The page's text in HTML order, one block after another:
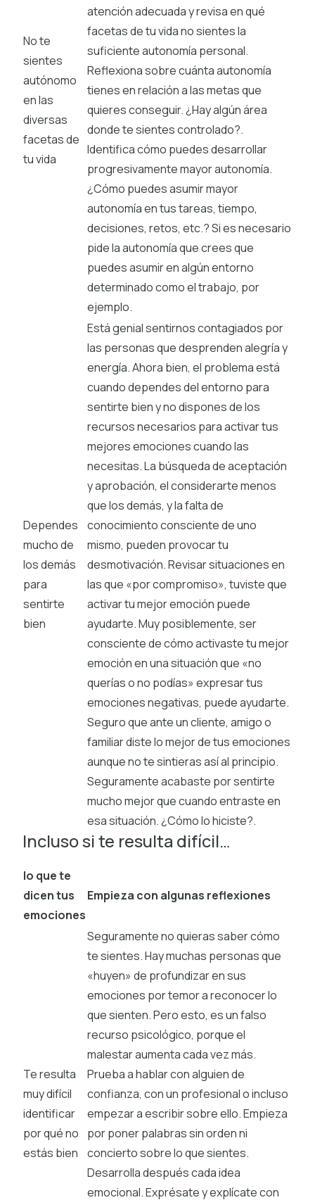
No te
sientes
autónomo
en las
diversas
facetas de
tu vida
atención adecuada y revisa en qué
facetas de tu vida no sientes la
suficiente autonomía personal.
Reflexiona sobre cuánta autonomía
tienes en relación a las metas que
quieres conseguir. ¿Hay algún área
donde te sientes controlado?.
Identifica cómo puedes desarrollar
progresivamente mayor autonomía.
¿Cómo puedes asumir mayor
autonomía en tus tareas, tiempo,
decisiones, retos, etc.? Si es necesario
pide la autonomía que crees que
puedes asumir en algún entorno
determinado como el trabajo, por
ejemplo.
Dependes
mucho de
los demás
para
sentirte
bien
Está genial sentirnos contagiados por
las personas que desprenden alegría y
energía. Ahora bien, el problema está
cuando dependes del entorno para
sentirte bien y no dispones de los
recursos necesarios para activar tus
mejores emociones cuando las
necesitas. La búsqueda de aceptación
y aprobación, el considerarte menos
que los demás, y la falta de
conocimiento consciente de uno
mismo, pueden provocar tu
desmotivación. Revisar situaciones en
las que «por compromiso», tuviste que
activar tu mejor emoción puede
ayudarte. Muy posiblemente, ser
consciente de cómo activaste tu mejor
emoción en una situación que «no
querías o no podías» expresar tus
emociones negativas, puede ayudarte.
Seguro que ante un cliente, amigo o
familiar diste lo mejor de tus emociones
aunque no te sintieras así al principio.
Seguramente acabaste por sentirte
mucho mejor que cuando entraste en
esa situación. ¿Cómo lo hiciste?.
Incluso si te resulta difícil…
lo que te
dicen tus
emociones
Empieza con algunas reflexiones
Te resulta
muy difícil
identificar
por qué no
estás bien
Seguramente no quieras saber cómo
te sientes. Hay muchas personas que
«huyen» de profundizar en sus
emociones por temor a reconocer lo
que sienten. Pero esto, es un falso
recurso psicológico, porque el
malestar aumenta cada vez más.
Prueba a hablar con alguien de
confianza, con un profesional o incluso
empezar a escribir sobre ello. Empieza
por poner palabras sin orden ni
concierto sobre lo que sientes.
Desarrolla después cada idea
emocional. Exprésate y explícate con